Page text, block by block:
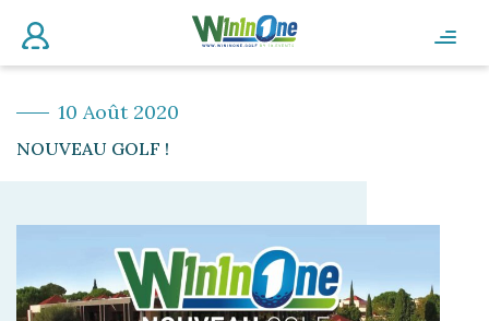
10 Août 2020
NOUVEAU GOLF !